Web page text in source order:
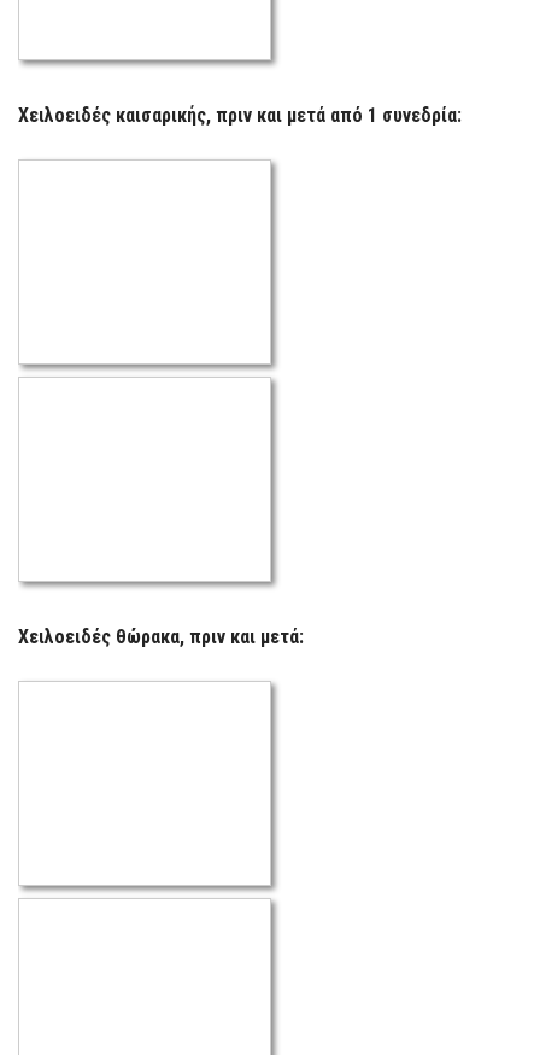
Χειλοειδές καισαρικής, πριν και μετά από 1 συνεδρία:
Χειλοειδές θώρακα, πριν και μετά: